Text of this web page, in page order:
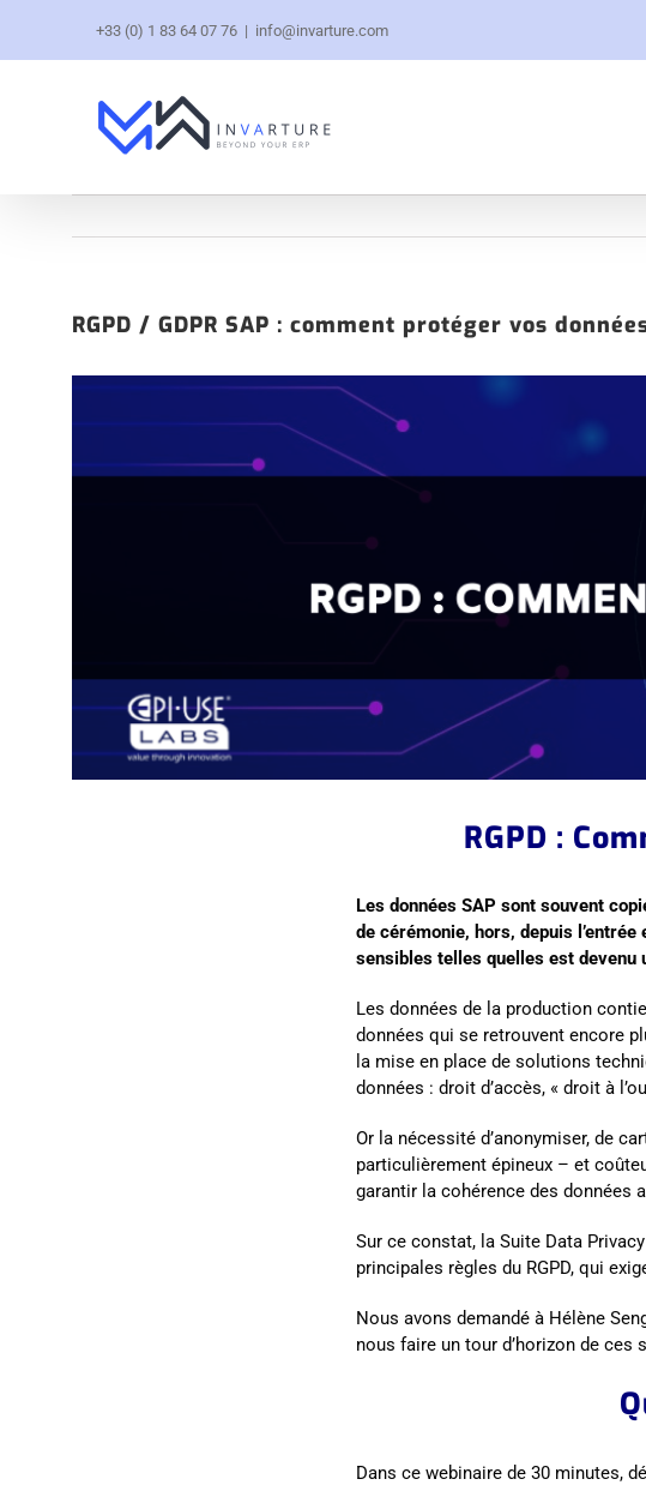
+33 (0) 1 83 64 07 76 | info@invarture.com
RGPD / GDPR SAP : comment protéger vos
RGPD :
Les données SAP sont souvent
de cérémonie, hors, depuis
sensibles telles quelles est devenu
Les données de la production
données qui se retrouvent encore
la mise en place de solutions
données : droit d’accès, « droit à
Or la nécessité d’anonymiser, de
particulièrement épineux – et
garantir la cohérence des données
Sur ce constat, la Suite Data
principales règles du RGPD, qui
Nous avons demandé à Hélène
nous faire un tour d’horizon de
Dans ce webinaire de 30 minutes,